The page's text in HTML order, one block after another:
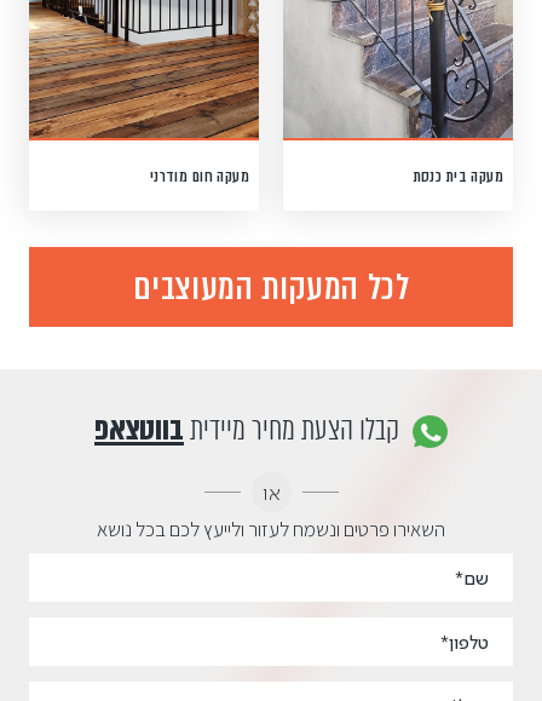
מעקה בית כנסת מעקה חום מודרני
לכל המעקות המעוצבים
קבלו הצעת מחיר מיידיתבווטצאפ
או
השאירו פרטים ונשמח לעזור ולייעץ לכם בכל נושא